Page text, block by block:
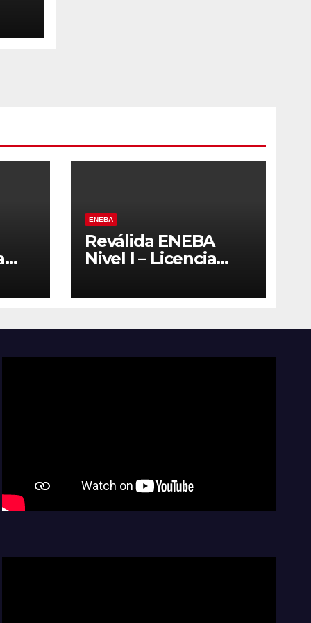
ENEBA
Reválida ENEBA
Nivel I – Licencia